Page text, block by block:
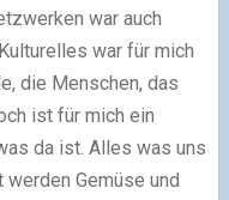
war auch
war für mich
die Menschen, das
ist für mich ein
da ist. Alles was uns
Gemüse und